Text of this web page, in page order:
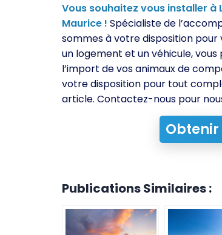
Vous souhaitez vous installer à
Maurice ! Spécialiste de
sommes à votre disposition
un logement et un véhicule,
l’import de vos animaux de
votre disposition pour tout
article. Contactez-nous pour
Publications Similaires :